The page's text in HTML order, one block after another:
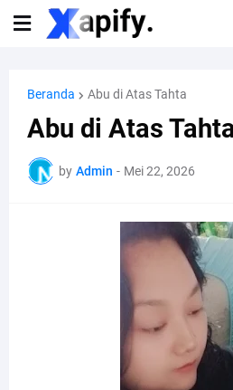
Beranda Abu di Atas Tahta
Abu di Atas
by Admin - Mei 22, 2026